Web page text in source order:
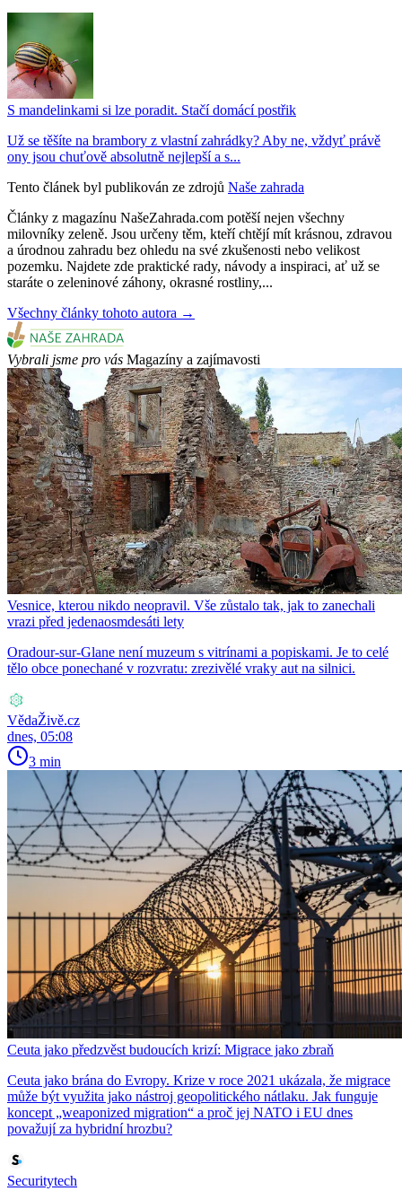
S mandelinkami si lze poradit. Stačí domácí postřik
Už se těšíte na brambory z vlastní zahrádky? Aby ne, vždyť právě
ony jsou chuťově absolutně nejlepší a s...
Tento článek byl publikován ze zdrojů Naše zahrada
Články z magazínu NašeZahrada.com potěší nejen všechny
milovníky zeleně. Jsou určeny těm, kteří chtějí mít krásnou, zdravou
a úrodnou zahradu bez ohledu na své zkušenosti nebo velikost
pozemku. Najdete zde praktické rady, návody a inspiraci, ať už se
staráte o zeleninové záhony, okrasné rostliny,...
Všechny články tohoto autora →
Vybrali jsme pro vás Magazíny a zajímavosti
Vesnice, kterou nikdo neopravil. Vše zůstalo tak, jak to zanechali
vrazi před jedenaosmdesáti lety
Oradour-sur-Glane není muzeum s vitrínami a popiskami. Je to celé
tělo obce ponechané v rozvratu: zrezivělé vraky aut na silnici.
VědaŽivě.cz
dnes, 05:08
3 min
Ceuta jako předzvěst budoucích krizí: Migrace jako zbraň
Ceuta jako brána do Evropy. Krize v roce 2021 ukázala, že migrace
může být využita jako nástroj geopolitického nátlaku. Jak funguje
koncept „weaponized migration“ a proč jej NATO i EU dnes
považují za hybridní hrozbu?
Securitytech